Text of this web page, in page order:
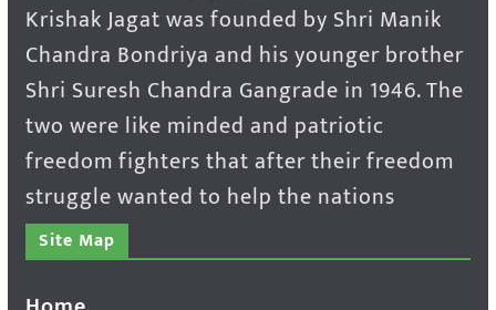
Krishak Jagat was founded by Shri Manik
Chandra Bondriya and his younger brother
Shri Suresh Chandra Gangrade in 1946. The
two were like minded and patriotic
freedom fighters that after their freedom
struggle wanted to help the nations
Site Map